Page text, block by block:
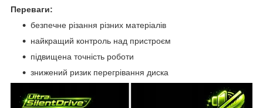
Переваги:
безпечне різання різних матеріалів
найкращий контроль над пристроєм
підвищена точність роботи
знижений ризик перегрівання диска